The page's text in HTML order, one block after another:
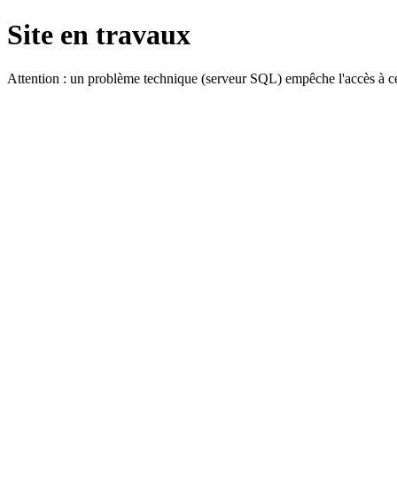
Site en travaux
Attention : un problème technique (serveur SQL) empêche l'accès à